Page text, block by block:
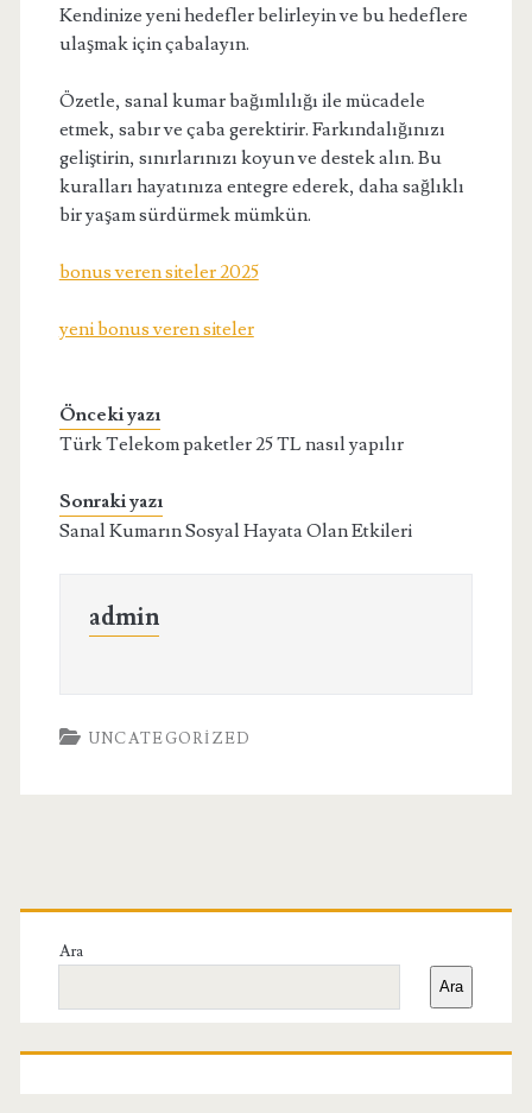
Kendinize yeni hedefler belirleyin ve bu hedeflere
ulaşmak için çabalayın.
Özetle, sanal kumar bağımlılığı ile mücadele
etmek, sabır ve çaba gerektirir. Farkındalığınızı
geliştirin, sınırlarınızı koyun ve destek alın. Bu
kuralları hayatınıza entegre ederek, daha sağlıklı
bir yaşam sürdürmek mümkün.
bonus veren siteler 2025
yeni bonus veren siteler
Önceki yazı
Türk Telekom paketler 25 TL nasıl yapılır
Sonraki yazı
Sanal Kumarın Sosyal Hayata Olan Etkileri
admin
UNCATEGORIZED
Birincil
Yan
Menü
Ara
Ara